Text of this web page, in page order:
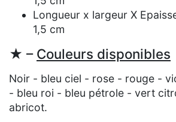
Longueur x largeur X
1,5 cm
★ – Couleurs disponibles
Noir - bleu ciel - rose - rouge -
- bleu roi - bleu pétrole - vert
abricot.